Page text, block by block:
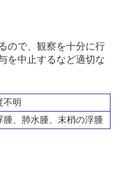
ので、観察を十分に行
を中止するなど適切な
不明
腫、肺水腫、末梢の浮腫